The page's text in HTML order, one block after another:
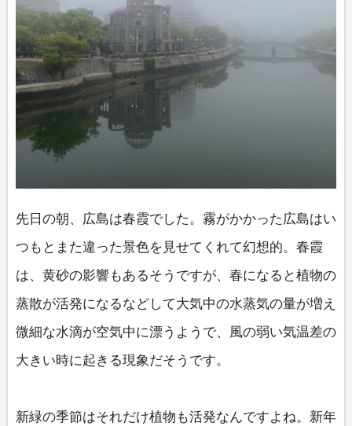
先日の朝、広島は春霞でした。霧がかかった広島はい
つもとまた違った景色を見せてくれて幻想的。春霞
は、黄砂の影響もあるそうですが、春になると植物の
蒸散が活発になるなどして大気中の水蒸気の量が増え
微細な水滴が空気中に漂うようで、風の弱い気温差の
大きい時に起きる現象だそうです。
新緑の季節はそれだけ植物も活発なんですよね。新年